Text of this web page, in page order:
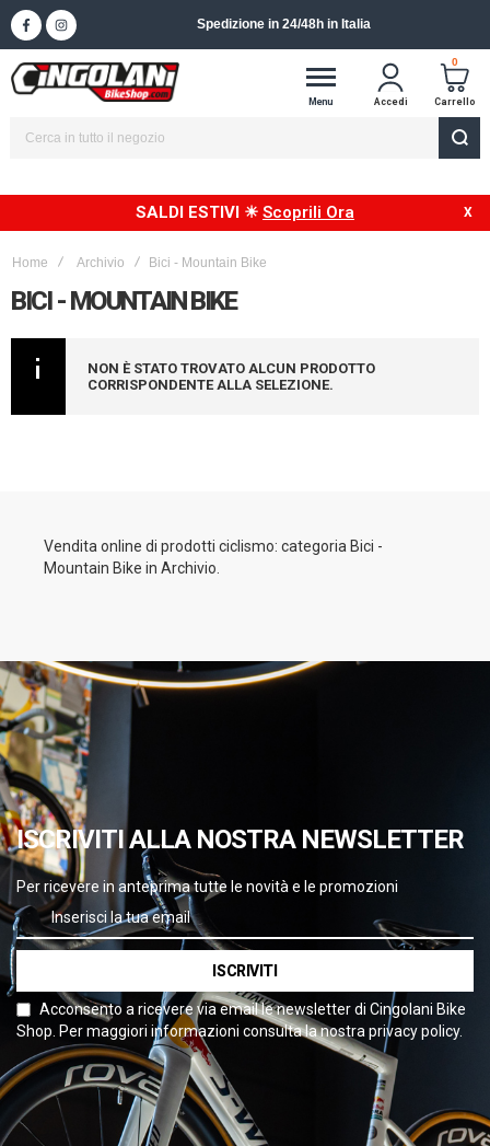
Spedizione in 24/48h in Italia
Menu Accedi
0
Carrello
SALDI ESTIVI ☀ Scoprili Ora
Home Archivio Bici - Mountain Bike
BICI - MOUNTAIN BIKE
NON È STATO TROVATO ALCUN PRODOTTO
CORRISPONDENTE ALLA SELEZIONE.
Vendita online di prodotti ciclismo: categoria Bici -
Mountain Bike in Archivio.
ISCRIVITI ALLA NOSTRA NEWSLETTER
Per ricevere in anteprima tutte le novità e le promozioni
ISCRIVITI
Acconsento a ricevere via email le newsletter di Cingolani Bike
Shop. Per maggiori informazioni consulta la nostra privacy policy.